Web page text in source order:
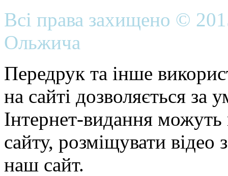
Всі права захищено ©
Ольжича
Передрук та інше
на сайті дозволяється
Інтернет-видання можуть
сайту, розміщувати відео
наш сайт.